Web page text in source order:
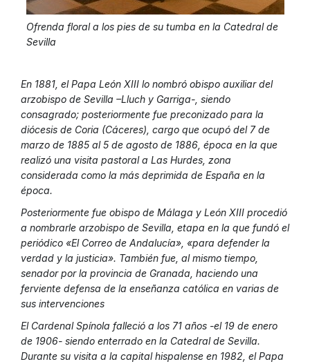
Ofrenda floral a los pies de su tumba en la Catedral de
Sevilla
En 1881, el Papa León XIII lo nombró obispo auxiliar del
arzobispo de Sevilla –Lluch y Garriga-, siendo
consagrado; posteriormente fue preconizado para la
diócesis de Coria (Cáceres), cargo que ocupó del 7 de
marzo de 1885 al 5 de agosto de 1886, época en la que
realizó una visita pastoral a Las Hurdes, zona
considerada como la más deprimida de España en la
época.
Posteriormente fue obispo de Málaga y León XIII procedió
a nombrarle arzobispo de Sevilla, etapa en la que fundó el
periódico «El Correo de Andalucía», «para defender la
verdad y la justicia». También fue, al mismo tiempo,
senador por la provincia de Granada, haciendo una
ferviente defensa de la enseñanza católica en varias de
sus intervenciones
El Cardenal Spínola falleció a los 71 años -el 19 de enero
de 1906- siendo enterrado en la Catedral de Sevilla.
Durante su visita a la capital hispalense en 1982, el Papa